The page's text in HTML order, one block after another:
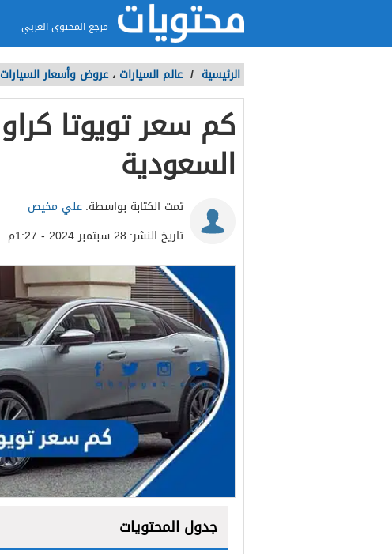
مرجع المحتوى العربي
الرئيسية / عالم السيارات ، عروض وأسعار السيارات
السعودية
تمت الكتابة بواسطة:علي مخيص
تاريخ النشر: 28 سبتمبر 2024 - 1:27م
جدول المحتويات